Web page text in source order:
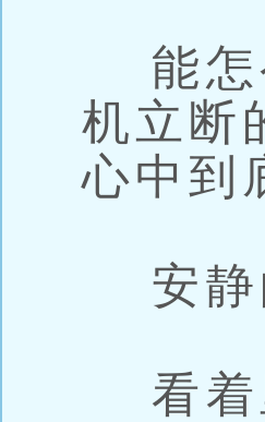
能怎
机立断
心中到
安静
看着